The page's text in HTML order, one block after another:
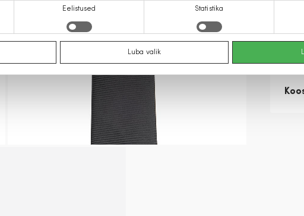
Eelistused Statistika
Luba valik